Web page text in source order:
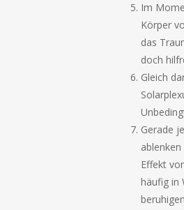
Im
Körper
das
doch
Gleich
Gerade
Effekt
häufig in